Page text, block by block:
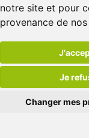
notre site et pour
provenance de
Je
Changer mes
réseaux